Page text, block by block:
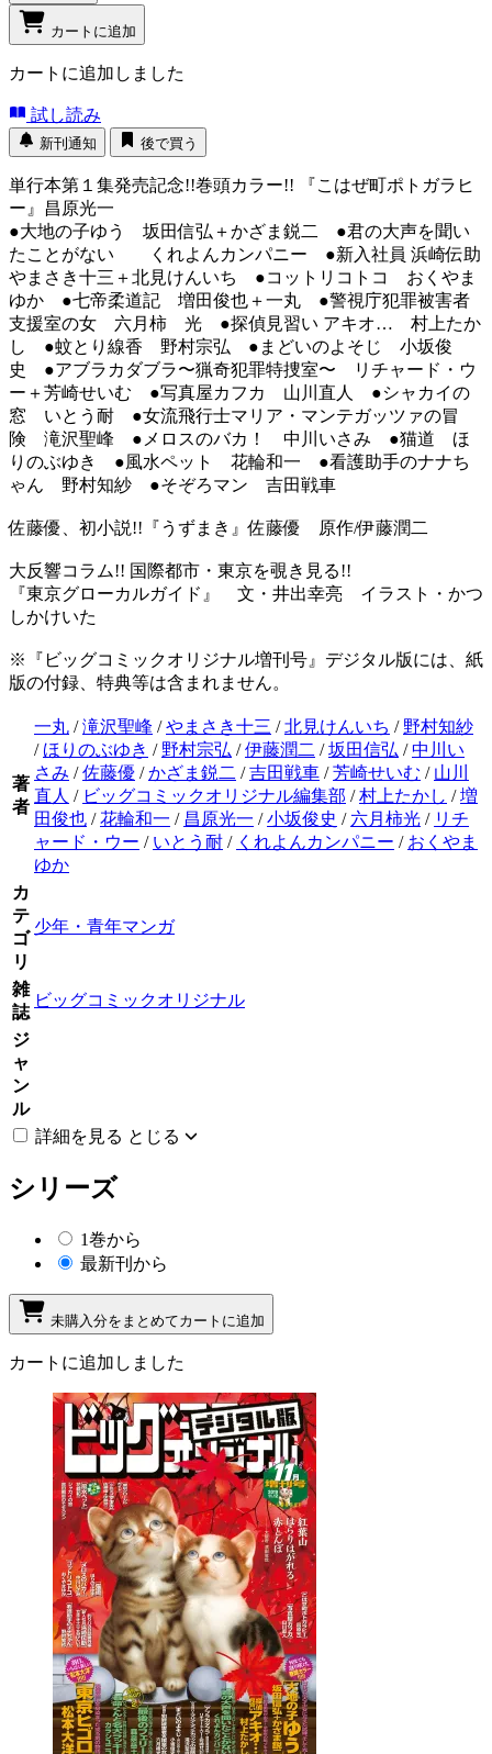
カートに追加
カートに追加しました
試し読み
新刊通知 後で買う
単行本第１集発売記念!!巻頭カラー!! 『こはぜ町ポトガラヒ
ー』昌原光一
●大地の子ゆう 坂田信弘＋かざま鋭二 ●君の大声を聞い
たことがない くれよんカンパニー ●新入社員 浜崎伝助
やまさき十三＋北見けんいち ●コットリコトコ おくやま
ゆか ●七帝柔道記 増田俊也＋一丸 ●警視庁犯罪被害者
支援室の女 六月柿 光 ●探偵見習い アキオ… 村上たか
し ●蚊とり線香 野村宗弘 ●まどいのよそじ 小坂俊
史 ●アブラカダブラ〜猟奇犯罪特捜室〜 リチャード・ウ
ー＋芳崎せいむ ●写真屋カフカ 山川直人 ●シャカイの
窓 いとう耐 ●女流飛行士マリア・マンテガッツァの冒
険 滝沢聖峰 ●メロスのバカ！ 中川いさみ ●猫道 ほ
りのぶゆき ●風水ペット 花輪和一 ●看護助手のナナち
ゃん 野村知紗 ●そぞろマン 吉田戦車
佐藤優、初小説!!『うずまき』佐藤優 原作/伊藤潤二
大反響コラム!! 国際都市・東京を覗き見る!!
『東京グローカルガイド』 文・井出幸亮 イラスト・かつ
しかけいた
※『ビッグコミックオリジナル増刊号』デジタル版には、紙
版の付録、特典等は含まれません。
著
者
一丸 /滝沢聖峰 /やまさき十三 /北見けんいち / 野村知紗
/ ほりのぶゆき / 野村宗弘 /伊藤潤二 /坂田信弘 /中川い
さみ /佐藤優 /かざま鋭二 /吉田戦車 /芳崎せいむ / 山川
直人 / ビッグコミックオリジナル編集部 /村上たかし /増
田俊也 /花輪和一 / 昌原光一 /小坂俊史 / 六月柿光 / リチ
ャード・ウー / いとう耐 / くれよんカンパニー / おくやま
ゆか
カ
テ
ゴ
リ
少年・青年マンガ
雑
誌
ビッグコミックオリジナル
ジ
ャ
ン
ル
詳細を見る とじる
シリーズ
1巻から
最新刊から
未購入分をまとめてカートに追加
カートに追加しました